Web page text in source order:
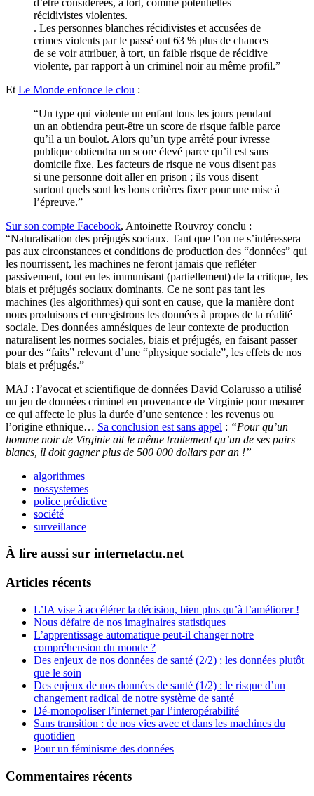
récidivistes violentes.
. Les personnes blanches récidivistes et accusées de
crimes violents par le passé ont 63 % plus de chances
de se voir attribuer, à tort, un faible risque de récidive
violente, par rapport à un criminel noir au même profil.”
Et Le Monde enfonce le clou :
“Un type qui violente un enfant tous les jours pendant
un an obtiendra peut-être un score de risque faible parce
qu’il a un boulot. Alors qu’un type arrêté pour ivresse
publique obtiendra un score élevé parce qu’il est sans
domicile fixe. Les facteurs de risque ne vous disent pas
si une personne doit aller en prison ; ils vous disent
surtout quels sont les bons critères fixer pour une mise à
l’épreuve.”
Sur son compte Facebook, Antoinette Rouvroy conclu :
“Naturalisation des préjugés sociaux. Tant que l’on ne s’intéressera
pas aux circonstances et conditions de production des “données” qui
les nourrissent, les machines ne feront jamais que refléter
passivement, tout en les immunisant (partiellement) de la critique, les
biais et préjugés sociaux dominants. Ce ne sont pas tant les
machines (les algorithmes) qui sont en cause, que la manière dont
nous produisons et enregistrons les données à propos de la réalité
sociale. Des données amnésiques de leur contexte de production
naturalisent les normes sociales, biais et préjugés, en faisant passer
pour des “faits” relevant d’une “physique sociale”, les effets de nos
biais et préjugés.”
MAJ : l’avocat et scientifique de données David Colarusso a utilisé
un jeu de données criminel en provenance de Virginie pour mesurer
ce qui affecte le plus la durée d’une sentence : les revenus ou
l’origine ethnique… Sa conclusion est sans appel : “Pour qu’un
homme noir de Virginie ait le même traitement qu’un de ses pairs
blancs, il doit gagner plus de 500 000 dollars par an !”
algorithmes
nossystemes
police prédictive
société
surveillance
À lire aussi sur internetactu.net
Articles récents
L’IA vise à accélérer la décision, bien plus qu’à l’améliorer !
Nous défaire de nos imaginaires statistiques
L’apprentissage automatique peut-il changer notre
compréhension du monde ?
Des enjeux de nos données de santé (2/2) : les données plutôt
que le soin
Des enjeux de nos données de santé (1/2) : le risque d’un
changement radical de notre système de santé
Dé-monopoliser l’internet par l’interopérabilité
Sans transition : de nos vies avec et dans les machines du
quotidien
Pour un féminisme des données
Commentaires récents